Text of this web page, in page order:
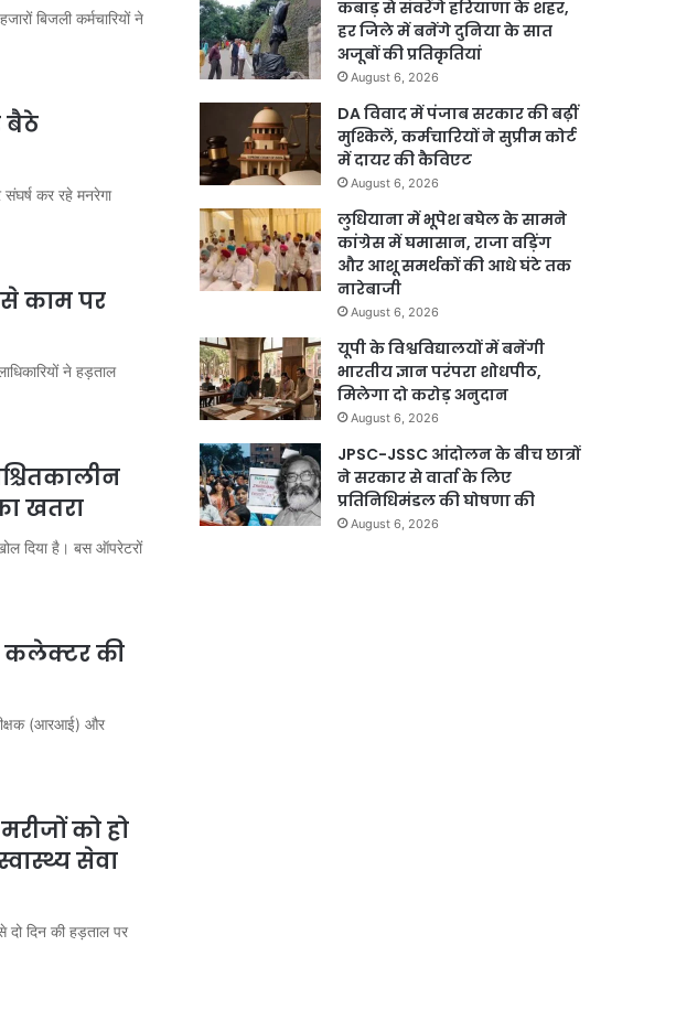
बिजली कर्मचारियों ने
बैठे
कर रहे मनरेगा
काम पर
ने हड़ताल
खतरा
दिया है। बस ऑपरेटरों
कलेक्टर की
(आरआई) और
को हो
सेवा
दो दिन की हड़ताल पर
कबाड़ से संवरेंगे हरियाणा के शहर,
हर जिले में बनेंगे दुनिया के सात
अजूबों की प्रतिकृतियां
August 6, 2026
DA विवाद में पंजाब सरकार की बढ़ीं
मुश्किलें, कर्मचारियों ने सुप्रीम कोर्ट
में दायर की कैविएट
August 6, 2026
लुधियाना में भूपेश बघेल के सामने
कांग्रेस में घमासान, राजा वड़िंग
और आशू समर्थकों की आधे घंटे तक
नारेबाजी
August 6, 2026
यूपी के विश्वविद्यालयों में बनेंगी
भारतीय ज्ञान परंपरा शोधपीठ,
मिलेगा दो करोड़ अनुदान
August 6, 2026
JPSC-JSSC आंदोलन के बीच छात्रों
ने सरकार से वार्ता के लिए
प्रतिनिधिमंडल की घोषणा की
August 6, 2026